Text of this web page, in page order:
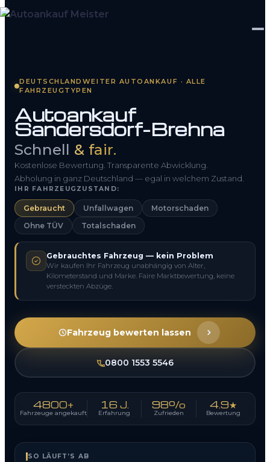
So funktioniert’s
Kontakt
FAQ
0800 1553 5546
DEUTSCHLANDWEITER AUTOANKAUF · ALLE
FAHRZEUGTYPEN
Autoankauf
Sandersdorf-Brehna
Schnell & fair.
Kostenlose Bewertung. Transparente Abwicklung.
Abholung in ganz Deutschland — egal in welchem Zustand.
IHR FAHRZEUGZUSTAND:
Gebraucht Unfallwagen
Motorschaden
Ohne TÜV
Totalschaden
Gebrauchtes Fahrzeug — kein Problem
Wir kaufen Ihr Fahrzeug unabhängig von Alter,
Kilometerstand und Marke. Faire Marktbewertung, keine
versteckten Abzüge.
Fahrzeug bewerten lassen
0800 1553 5546
4800+
Fahrzeuge angekauft
16 J.
Erfahrung
98%
Zufrieden
4.9★
Bewertung
SO LÄUFT’S AB